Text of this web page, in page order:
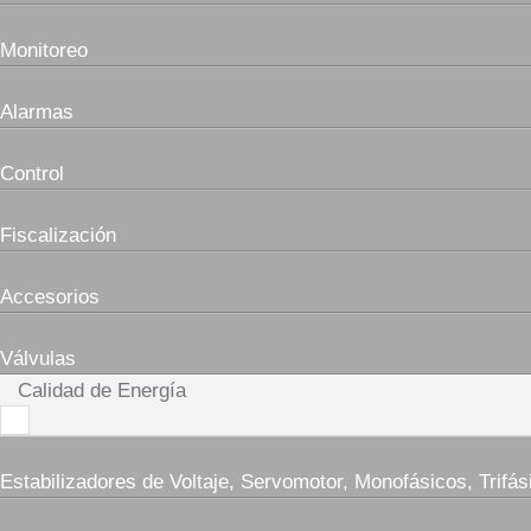
Monitoreo
Alarmas
Control
Fiscalización
Accesorios
Válvulas
Calidad de Energía
Estabilizadores de Voltaje, Servomotor, Monofásicos,